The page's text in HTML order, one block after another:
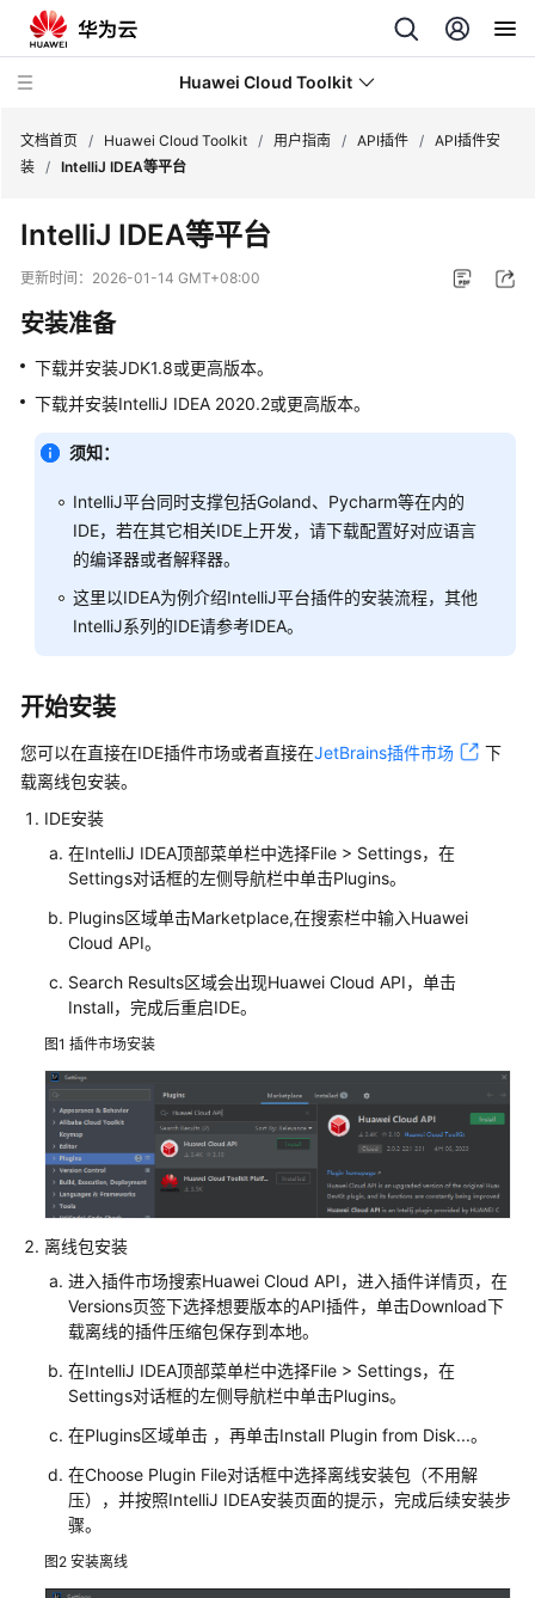
Huawei Cloud Toolkit
新
动
品
介
绍
户
API
插
件
绍
API
插
件
装
IntelliJ
IDEA
平
台
IDE
CodeArts
IDE
API
件
能
力
华
文档首页 / Huawei Cloud Toolkit / 用户指南 / API插件 / API插件安
装 / IntelliJ IDEA等平台
IntelliJ IDEA等平台
更新时间： 2026-01-14 GMT+08:00
安装准备
下载并安装JDK1.8或更高版本。
下载并安装IntelliJ IDEA 2020.2或更高版本。
须知：
IntelliJ平台同时支撑包括Goland、Pycharm等在内的
IDE，若在其它相关IDE上开发，请下载配置好对应语言
的编译器或者解释器。
这里以IDEA为例介绍IntelliJ平台插件的安装流程，其他
IntelliJ系列的IDE请参考IDEA。
开始安装
您可以在直接在IDE插件市场或者直接在JetBrains插件市场
下
载离线包安装。
IDE安装
在IntelliJ IDEA顶部菜单栏中选择File > Settings，在
Settings对话框的左侧导航栏中单击Plugins。
Plugins区域单击Marketplace,在搜索栏中输入Huawei
Cloud API。
Search Results区域会出现Huawei Cloud API，单击
Install，完成后重启IDE。
图1 插件市场安装
离线包安装
进入插件市场搜索Huawei Cloud API，进入插件详情页，在
Versions页签下选择想要版本的API插件，单击Download下
载离线的插件压缩包保存到本地。
在IntelliJ IDEA顶部菜单栏中选择File > Settings，在
Settings对话框的左侧导航栏中单击Plugins。
在Plugins区域单击 ，再单击Install Plugin from Disk...。
在Choose Plugin File对话框中选择离线安装包（不用解
压），并按照IntelliJ IDEA安装页面的提示，完成后续安装步
骤。
图2 安装离线